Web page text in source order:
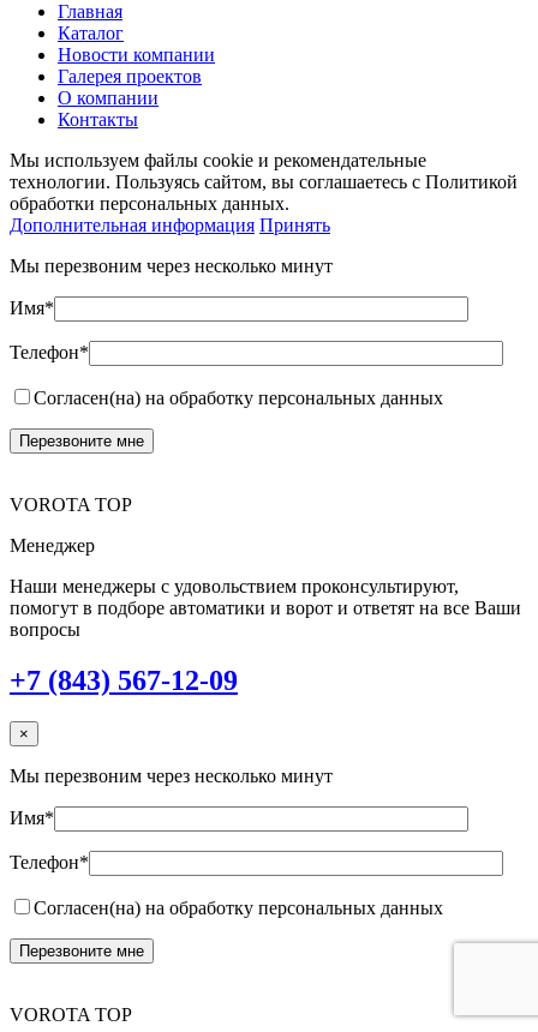
Главная
Каталог
Новости компании
Галерея проектов
О компании
Контакты
Мы используем файлы cookie и рекомендательные
технологии. Пользуясь сайтом, вы соглашаетесь с Политикой
обработки персональных данных.
Дополнительная информация Принять
Мы перезвоним через несколько минут
Имя*
Телефон*
Согласен(на) на обработку персональных данных
VOROTA TOP
Менеджер
Наши менеджеры с удовольствием проконсультируют,
помогут в подборе автоматики и ворот и ответят на все Ваши
вопросы
+7 (843) 567-12-09
×
Мы перезвоним через несколько минут
Имя*
Телефон*
Согласен(на) на обработку персональных данных
VOROTA TOP